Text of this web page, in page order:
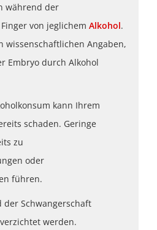
während der
von jeglichem Alkohol.
wissenschaftlichen Angaben,
Embryo durch Alkohol
kann Ihrem
schaden. Geringe
zu
oder
führen.
der Schwangerschaft
werden.